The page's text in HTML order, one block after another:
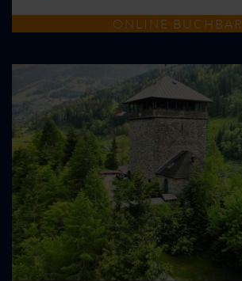
ONLINE BUCHBAR